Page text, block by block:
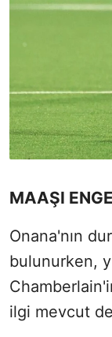
MAAŞI
Onana'nın
bulunurken,
ilgi mevcut